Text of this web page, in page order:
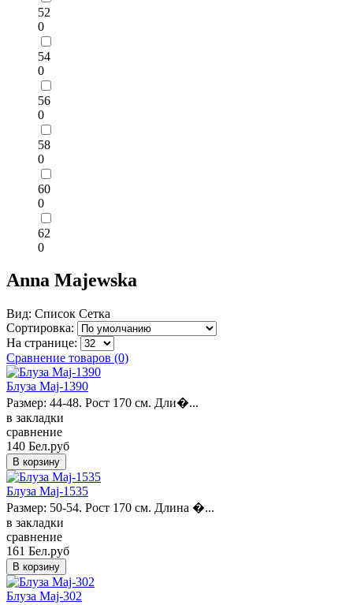
52
0
54
0
56
0
58
0
60
0
62
0
Anna Majewska
Вид: Список Сетка
Сортировка:
На странице:
Сравнение товаров (0)
Блуза Maj-1390
Размер: 44-48. Рост 170 см. Дли�...
в закладки
сравнение
140 Бел.руб
Блуза Maj-1535
Размер: 50-54. Рост 170 см. Длина �...
в закладки
сравнение
161 Бел.руб
Блуза Maj-302